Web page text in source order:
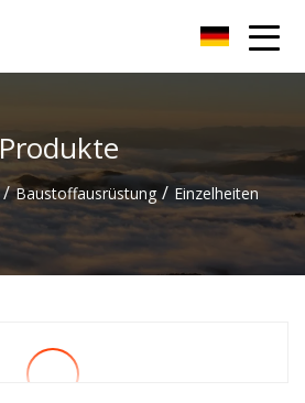
Produkte
/ Baustoffausrüstung / Einzelheiten